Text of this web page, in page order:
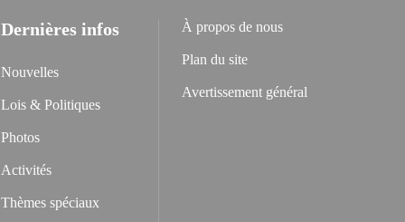
Dernières infos
Nouvelles
Lois & Politiques
Photos
Activités
Thèmes spéciaux
À propos de nous
Plan du site
Avertissement général